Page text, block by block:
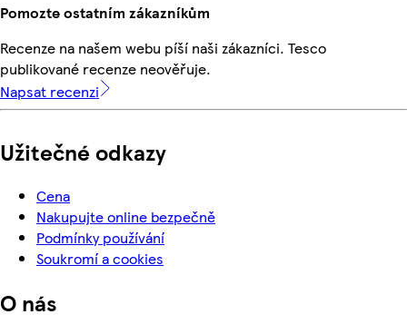
Pomozte ostatním zákazníkům
Recenze na našem webu píší naši zákazníci. Tesco
publikované recenze neověřuje.
Napsat recenzi
Užitečné odkazy
Cena
Nakupujte online bezpečně
Podmínky používání
Soukromí a cookies
O nás